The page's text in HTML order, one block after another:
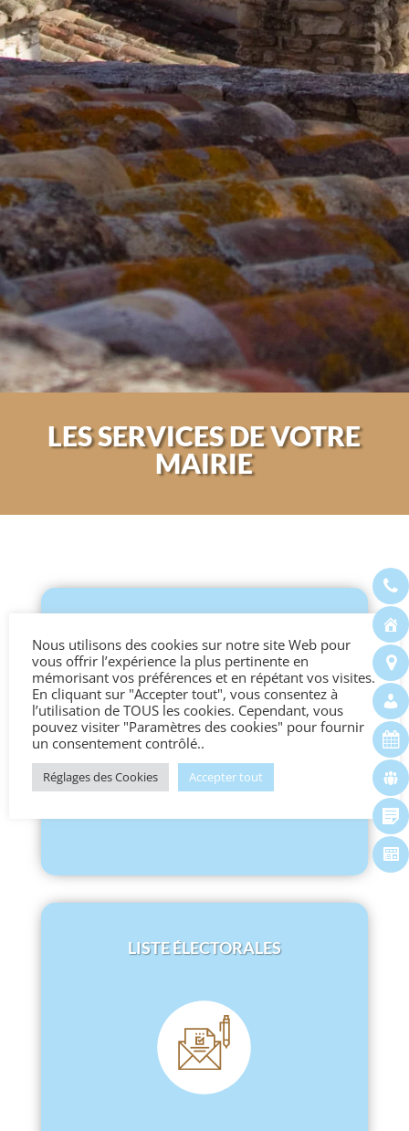
LES SERVICES DE VOTRE
MAIRIE
LISTE ÉLECTORALES
Nous utilisons des cookies sur notre site Web pour
vous offrir l’expérience la plus pertinente en
mémorisant vos préférences et en répétant vos visites.
En cliquant sur "Accepter tout", vous consentez à
l’utilisation de TOUS les cookies. Cependant, vous
pouvez visiter "Paramètres des cookies" pour fournir
un consentement contrôlé..
Réglages des Cookies Accepter tout